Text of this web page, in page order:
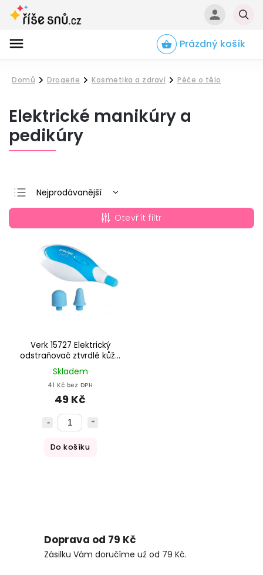
Prázdný košík
Domů
/
Drogerie
/
Kosmetika a zdraví
/
Péče o tělo
Elektrické manikúry a
pedikúry
Nejprodávanější
Nejlevnější
Nejdražší
Abecedně
Otevřít filtr
Verk 15727 Elektrický
odstraňovač ztvrdlé kůže
Precise Pedi
Skladem
41 Kč bez DPH
49 Kč
Do košíku
Doprava od 79 Kč
Zásilku Vám doručíme už od 79 Kč.